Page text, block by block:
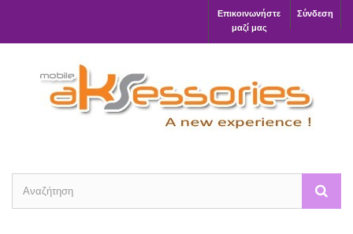
Σύνδεση
Επικοινωνήστε
μαζί μας